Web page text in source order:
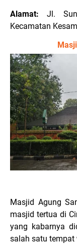
Alamat: Jl.
Kecamatan
Masjid Agung
masjid tertua di
yang kabarnya
salah satu tempat